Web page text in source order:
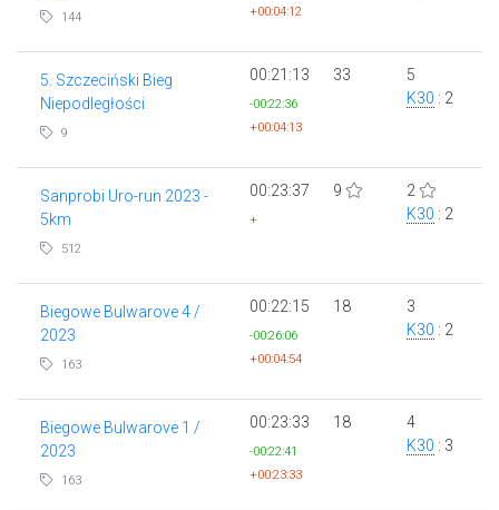
144
+00:04:12
5. Szczeciński Bieg
Niepodległości
9
00:21:13
-00:22:36
+00:04:13
33
5
K30 : 2
Sanprobi Uro-run 2023 -
5km
512
00:23:37
+
9
2
K30 : 2
Biegowe Bulwarove 4 /
2023
163
00:22:15
-00:26:06
+00:04:54
18
3
K30 : 2
Biegowe Bulwarove 1 /
2023
163
00:23:33
-00:22:41
+00:23:33
18
4
K30 : 3